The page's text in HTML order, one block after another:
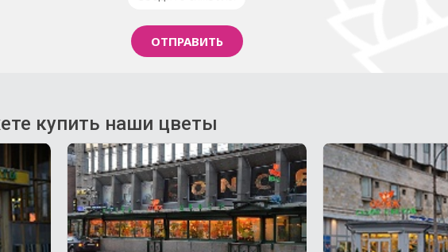
купить наши цветы